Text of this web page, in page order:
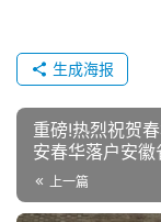
生成海报
重磅!热烈祝贺
安春华落户安徽
上一篇